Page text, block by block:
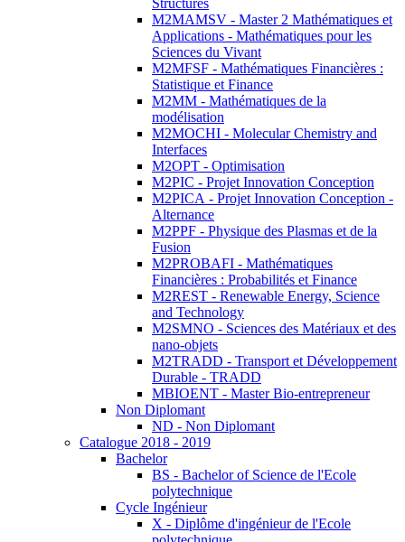
Structures
M2MAMSV - Master 2 Mathématiques et
Applications - Mathématiques pour les
Sciences du Vivant
M2MFSF - Mathématiques Financières :
Statistique et Finance
M2MM - Mathématiques de la
modélisation
M2MOCHI - Molecular Chemistry and
Interfaces
M2OPT - Optimisation
M2PIC - Projet Innovation Conception
M2PICA - Projet Innovation Conception -
Alternance
M2PPF - Physique des Plasmas et de la
Fusion
M2PROBAFI - Mathématiques
Financières : Probabilités et Finance
M2REST - Renewable Energy, Science
and Technology
M2SMNO - Sciences des Matériaux et des
nano-objets
M2TRADD - Transport et Développement
Durable - TRADD
MBIOENT - Master Bio-entrepreneur
Non Diplomant
ND - Non Diplomant
Catalogue 2018 - 2019
Bachelor
BS - Bachelor of Science de l'Ecole
polytechnique
Cycle Ingénieur
X - Diplôme d'ingénieur de l'Ecole